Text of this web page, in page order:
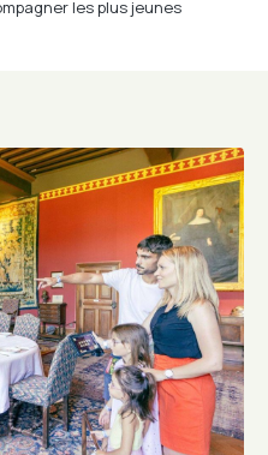
les plus jeunes